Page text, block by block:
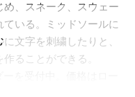
、スネーク、スウェー
ている。ミッドソールに
文字を刺繍したりと、
ることができる。